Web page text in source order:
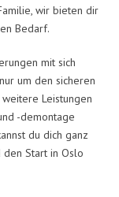
wir bieten dir
Bedarf.
mit sich
um den sicheren
Leistungen
-demontage
du dich ganz
Start in Oslo